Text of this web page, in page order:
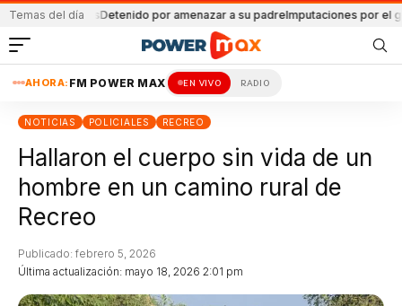
Temas del díaDetenido por amenazar a su padre Imputaciones por el geriátrico
AHORA: FM POWER MAX EN VIVO RADIO
NOTICIAS POLICIALES RECREO
Hallaron el cuerpo sin vida de un
hombre en un camino rural de
Recreo
Última actualización: mayo 18, 2026 2:01 pm
Publicado: febrero 5, 2026